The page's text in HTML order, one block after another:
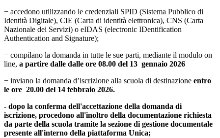
− accedono utilizzando le credenziali SPID (Sistema Pubblico di
Identità Digitale), CIE (Carta di identità elettronica), CNS (Carta
Nazionale dei Servizi) o eIDAS (electronic IDentification
Authentication and Signature);
− compilano la domanda in tutte le sue parti, mediante il modulo on
line, a partire dalle dalle ore 08.00 del 13 gennaio 2026
− inviano la domanda d’iscrizione alla scuola di destinazione entro
le ore 20.00 del 14 febbraio 2026.
- dopo la conferma dell'accettazione della domanda di
iscrizione, procedono all'inoltro della documentazione richiesta
da parte della scuola tramite la sezione di gestione documentale
presente all'interno della piattaforma Unica;